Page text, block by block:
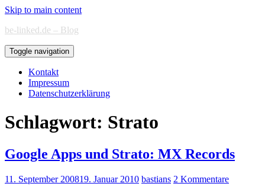
Skip to main content
be-linked.de – Blog
Toggle navigation
Kontakt
Impressum
Datenschutzerklärung
Schlagwort: Strato
Google Apps und Strato: MX Records
11. September 200819. Januar 2010 bastians 2 Kommentare